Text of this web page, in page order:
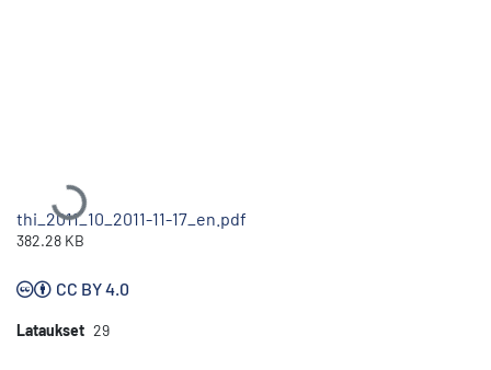
Ladataan...
thi_2011_10_2011-11-17_en.pdf
382.28 KB
CC BY 4.0
Lataukset 29